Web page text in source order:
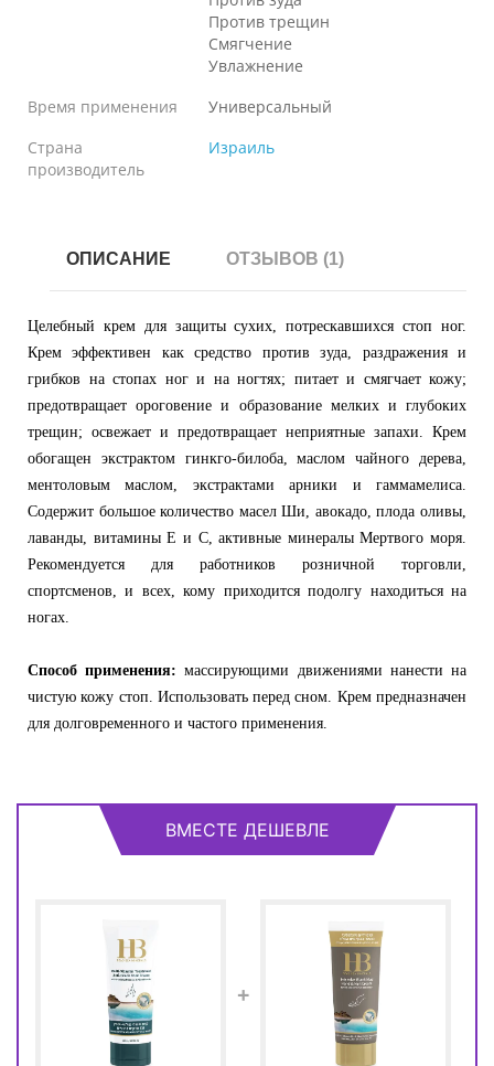
Против трещин
Смягчение
Увлажнение
Время применения
Универсальный
Страна
производитель
Израиль
ОПИСАНИЕ ОТЗЫВОВ (1)
Целебный крем для защиты сухих, потрескавшихся стоп ног.
Крем эффективен как средство против зуда, раздражения и
грибков на стопах ног и на ногтях; питает и смягчает кожу;
предотвращает ороговение и образование мелких и глубоких
трещин; освежает и предотвращает неприятные запахи. Крем
обогащен экстрактом гинкго-билоба, маслом чайного дерева,
ментоловым маслом, экстрактами арники и гаммамелиса.
Содержит большое количество масел Ши, авокадо, плода оливы,
лаванды, витамины Е и С, активные минералы Мертвого моря.
Рекомендуется для работников розничной торговли,
спортсменов, и всех, кому приходится подолгу находиться на
ногах.
Cпособ применения: массирующими движениями нанести на
чистую кожу стоп. Использовать перед сном. Крем предназначен
для долговременного и частого применения.
ВМЕСТЕ ДЕШЕВЛЕ
+